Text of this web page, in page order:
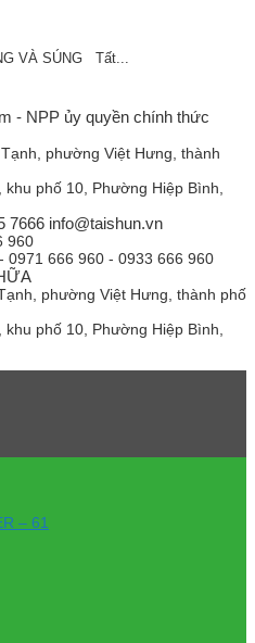
VÀ SÚNG Tất...
- NPP ủy quyền chính thức
phường Việt Hưng, thành
phố 10, Phường Hiệp Bình,
7666 info@taishun.vn
960
0971 666 960 - 0933 666 960
phường Việt Hưng, thành phố
phố 10, Phường Hiệp Bình,
– 61